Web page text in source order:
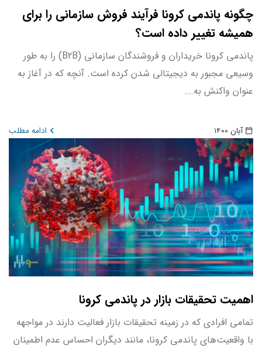
چگونه پاندمی کرونا فرآیند فروش سازمانی را برای
همیشه تغییر داده است؟
پاندمی کرونا خریداران و فروشندگان سازمانی (B2B) را به طور
وسیعی مجبور به دیجیتالی شدن کرده است. آنچه که در آغاز به
عنوان واکنش به...
آبان 1400 ادامه مطلب
اهمیت تحقیقات بازار در پاندمی کرونا
تمامی افرادی که در زمینه تحقیقات بازار فعالیت دارند در مواجهه
با واقعیت‌های پاندمی کرونا، مانند دیگران احساس عدم اطمینان